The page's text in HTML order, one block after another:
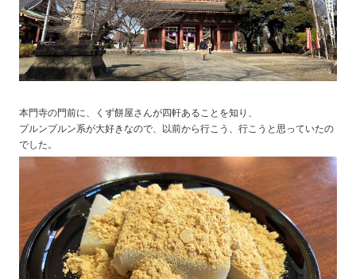
本門寺の門前に、くず餅屋さんが四軒あることを知り、
プルンプルン系が大好きなので、以前から行こう、行こうと思っていたの
でした。